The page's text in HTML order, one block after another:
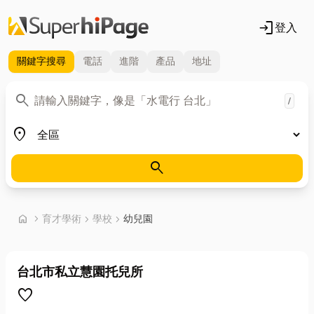
login登入
關鍵字搜尋 電話 進階 產品 地址
search
關鍵字 /
place
地區
search
home chevron_right 首頁
育才學術 chevron_right 學校 chevron_right 幼兒園
台北市私立慧園托兒所
favorite